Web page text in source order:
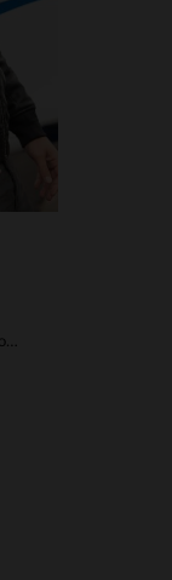
Cuir de mouton et fourrure amovible : l'aviateur collector des 70 ans.